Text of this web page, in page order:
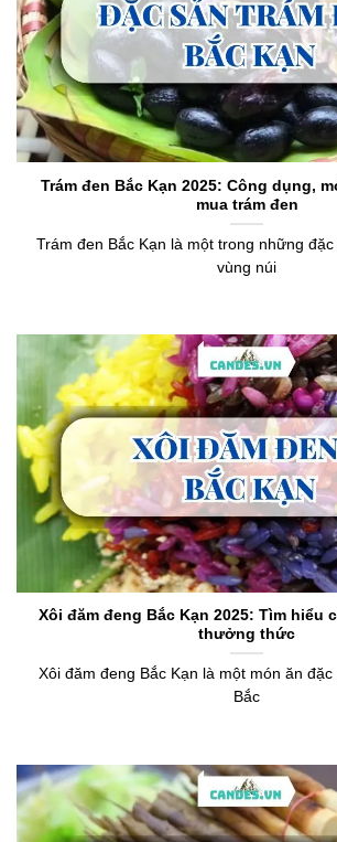
Trám đen Bắc Kạn 2025: Công dụng,
mua trám đen
Trám đen Bắc Kạn là một trong những
vùng núi
Xôi đăm đeng Bắc Kạn 2025: Tìm hiểu
thưởng thức
Xôi đăm đeng Bắc Kạn là một món ăn
Bắc